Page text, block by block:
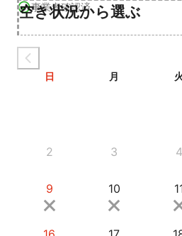
事業者確認済
空き状況から選ぶ
日 月
2 3 4
9 10